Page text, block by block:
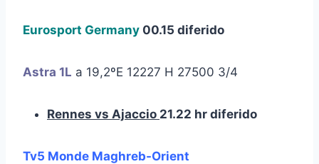
Eurosport Germany 00.15 diferido
Astra 1L a 19,2ºE 12227 H 27500 3/4
Rennes vs Ajaccio 21.22 hr diferido
Tv5 Monde Maghreb-Orient